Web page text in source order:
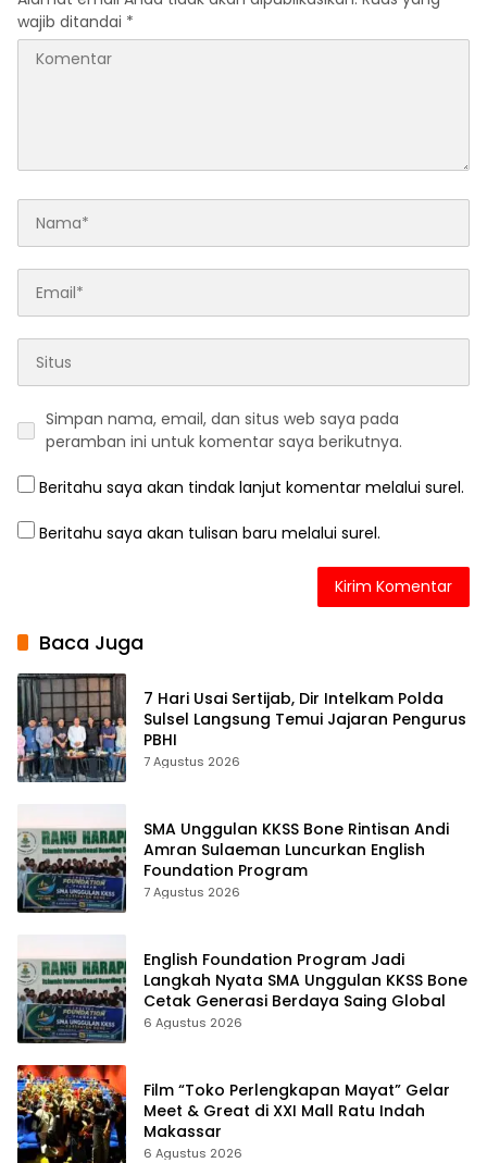
wajib ditandai *
Simpan nama, email, dan situs web saya pada
peramban ini untuk komentar saya berikutnya.
Beritahu saya akan tindak lanjut komentar melalui surel.
Beritahu saya akan tulisan baru melalui surel.
Baca Juga
7 Hari Usai Sertijab, Dir Intelkam Polda
Sulsel Langsung Temui Jajaran Pengurus
PBHI
7 Agustus 2026
SMA Unggulan KKSS Bone Rintisan Andi
Amran Sulaeman Luncurkan English
Foundation Program
7 Agustus 2026
English Foundation Program Jadi
Langkah Nyata SMA Unggulan KKSS Bone
Cetak Generasi Berdaya Saing Global
6 Agustus 2026
Film “Toko Perlengkapan Mayat” Gelar
Meet & Great di XXI Mall Ratu Indah
Makassar
6 Agustus 2026